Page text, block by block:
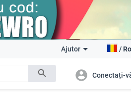
search
Ajutor /
account_circle Conectați-